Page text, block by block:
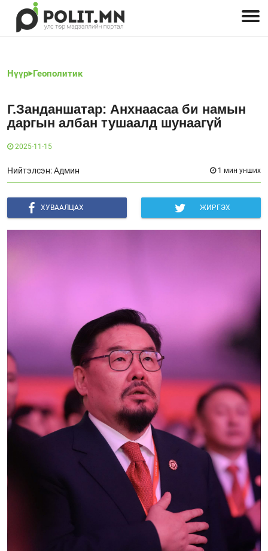
Нүүр Геополитик
Г.Занданшатар: Анхнаасаа би намын
даргын албан тушаалд шунаагүй
2025-11-15
Нийтэлсэн: Админ 1 мин унших
ХУВААЛЦАХ ЖИРГЭХ